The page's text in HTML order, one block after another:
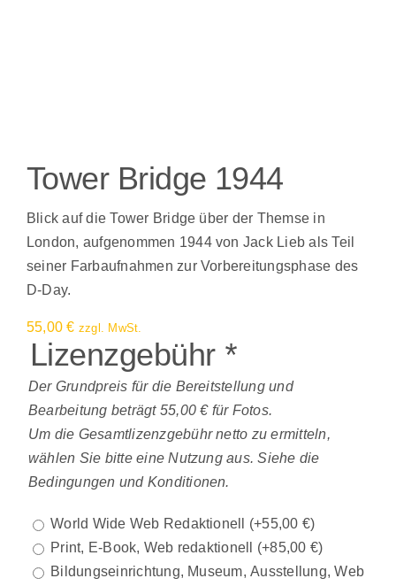
Tower Bridge 1944
Blick auf die Tower Bridge über der Themse in
London, aufgenommen 1944 von Jack Lieb als Teil
seiner Farbaufnahmen zur Vorbereitungsphase des
D-Day.
55,00€ zzgl. MwSt.
Lizenzgebühr *
Der Grundpreis für die Bereitstellung und
Bearbeitung beträgt 55,00 € für Fotos.
Um die Gesamtlizenzgebühr netto zu ermitteln,
wählen Sie bitte eine Nutzung aus. Siehe die
Bedingungen und Konditionen.
World Wide Web Redaktionell (+55,00 €)
Print, E-Book, Web redaktionell (+85,00 €)
Bildungseinrichtung, Museum, Ausstellung, Web